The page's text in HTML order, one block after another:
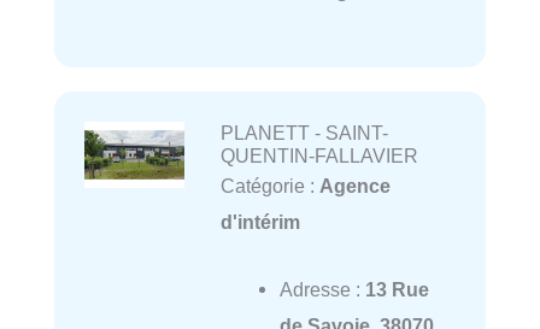
PLANETT - SAINT-
QUENTIN-FALLAVIER
Catégorie : Agence
d'intérim
Adresse : 13 Rue